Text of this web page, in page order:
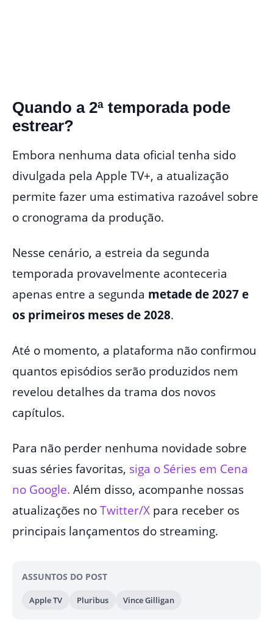
Quando a 2ª temporada pode
estrear?
Embora nenhuma data oficial tenha sido
divulgada pela Apple TV+, a atualização
permite fazer uma estimativa razoável sobre
o cronograma da produção.
Nesse cenário, a estreia da segunda
temporada provavelmente aconteceria
apenas entre a segunda metade de 2027 e
os primeiros meses de 2028.
Até o momento, a plataforma não confirmou
quantos episódios serão produzidos nem
revelou detalhes da trama dos novos
capítulos.
Para não perder nenhuma novidade sobre
suas séries favoritas, siga o Séries em Cena
no Google. Além disso, acompanhe nossas
atualizações noTwitter/X para receber os
principais lançamentos do streaming.
ASSUNTOS DO POST
Apple TV Pluribus Vince Gilligan